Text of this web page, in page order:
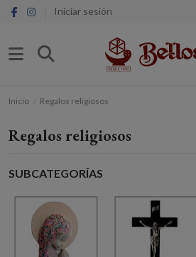
Iniciar sesión
Inicio Regalos religiosos
Regalos religiosos
SUBCATEGORÍAS